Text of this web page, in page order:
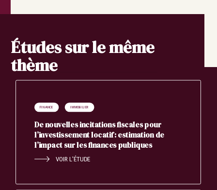
Études sur le même
thème
FINANCE IMMOBILIER
De nouvelles incitations fiscales pour
l’investissement locatif : estimation de
l’impact sur les finances publiques
VOIR L'ÉTUDE